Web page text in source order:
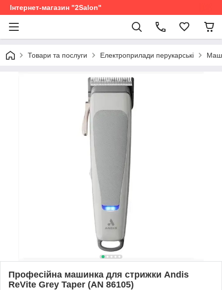
Інтернет-магазин "2Salon"
Товари та послуги Електроприлади перукарські
Професійна машинка для стрижки Andis
ReVite Grey Taper (AN 86105)